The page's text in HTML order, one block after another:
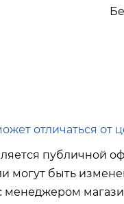
отличаться от
публичной
могут быть
менеджером